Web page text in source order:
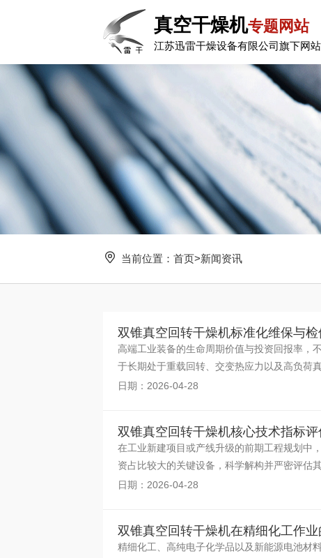
真空干燥机专题网站
江苏迅雷干燥设备有限公司旗下网站
当前位置： 首页>新闻资讯
双锥真空回转干燥机标准化维保与检
高端工业装备的生命周期价值与投资回报率，
于长期处于重载回转、交变热应力以及高负荷
转的决定性环节。
日期：2026-04-28
双锥真空回转干燥机核心技术指标
在工业新建项目或产线升级的前期工程规划中
资占比较大的关键设备，科学解构并严密评估
基准。与常规敞口
日期：2026-04-28
双锥真空回转干燥机在精细化工作业
精细化工、高纯电子化学品以及新能源电池材